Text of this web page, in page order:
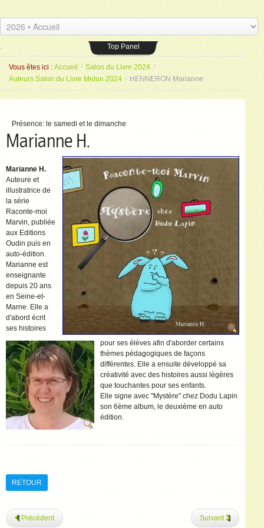
.
.
Les Amis du livre
Espace Saint-Jean
Top Panel
Vous êtes ici : Accueil / Salon du Livre 2024 /
Auteurs Salon du Livre Melun 2024 / HENNERON Marianne
Présence: le samedi et le dimanche
Marianne H.
Marianne H.
Auteure et
illustratrice de
la série
Raconte-moi
Marvin, publiée
aux Editions
Oudin puis en
auto-édition.
Marianne est
enseignante
depuis 20 ans
en Seine-et-
Marne. Elle a
d'abord écrit
ses histoires
pour ses élèves afin d'aborder certains
thèmes pédagogiques de façons
différentes. Elle a ensuite développé sa
créativité avec des histoires aussi légères
que touchantes pour ses enfants.
Elle signe avec "Mystère" chez Dodu Lapin
son 6ème album, le deuxième en auto
édition.
RETOUR
Précédent Suivant